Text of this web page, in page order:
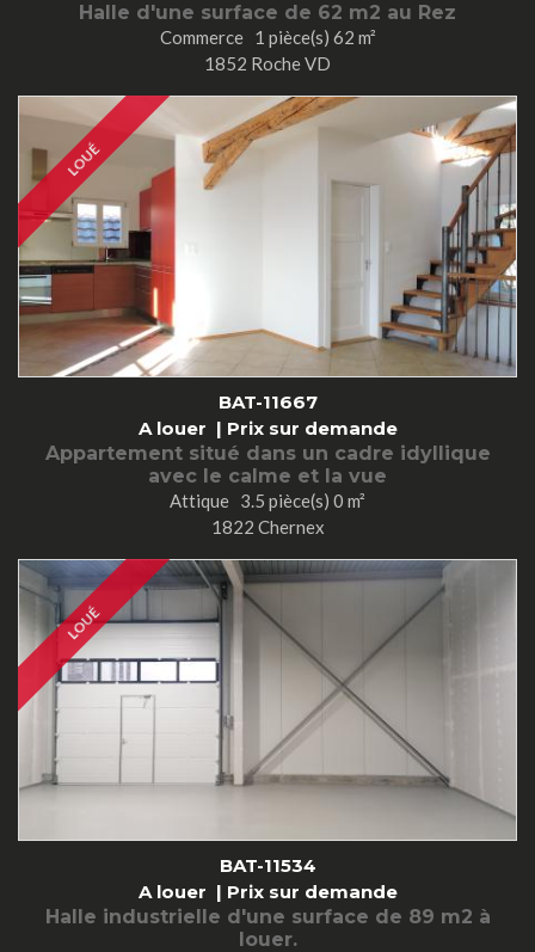
Halle d'une surface de 62 m2 au Rez
Commerce 1 pièce(s) 62 m²
1852 Roche VD
LOUÉ
BAT-11667
A louer | Prix sur demande
Appartement situé dans un cadre idyllique
avec le calme et la vue
Attique 3.5 pièce(s) 0 m²
1822 Chernex
LOUÉ
BAT-11534
A louer | Prix sur demande
Halle industrielle d'une surface de 89 m2 à
louer.